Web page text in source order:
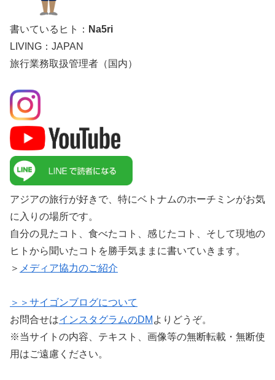
書いているヒト： Na5ri
LIVING：JAPAN
旅行業務取扱管理者（国内）
アジアの旅行が好きで、特にベトナムのホーチミンがお気
に入りの場所です。
自分の見たコト、食べたコト、感じたコト、そして現地の
ヒトから聞いたコトを勝手気ままに書いていきます。
＞ メディア協力のご紹介
＞＞サイゴンブログについて
お問合せはインスタグラムのDM よりどうぞ。
※当サイトの内容、テキスト、画像等の無断転載・無断使
用はご遠慮ください。